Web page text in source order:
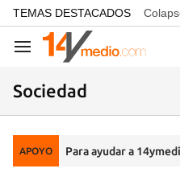
common.go-to-content
TEMAS DESTACADOS
Navegación
Sociedad
APOYO Para ayudar a